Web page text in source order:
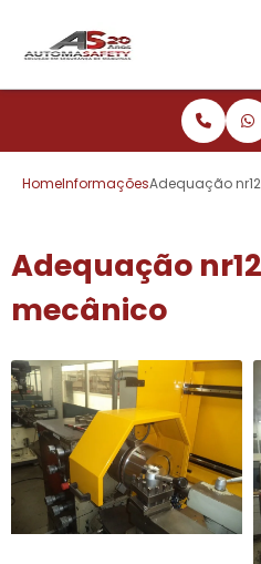
HomeInformaçõesAdequação
Adequação
mecânico